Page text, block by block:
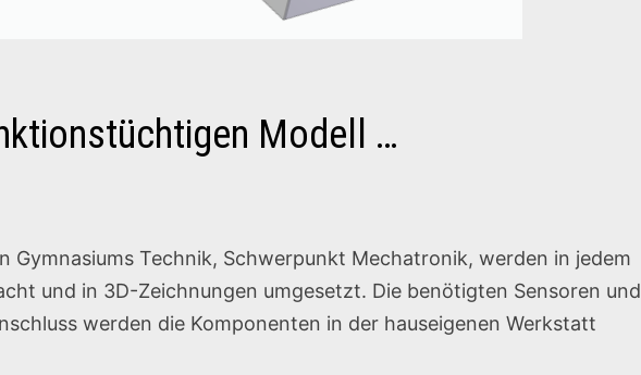
Modell …
Gymnasiums Technik, Schwerpunkt Mechatronik, werden in jedem
und in 3D-Zeichnungen umgesetzt. Die benötigten Sensoren und
werden die Komponenten in der hauseigenen Werkstatt